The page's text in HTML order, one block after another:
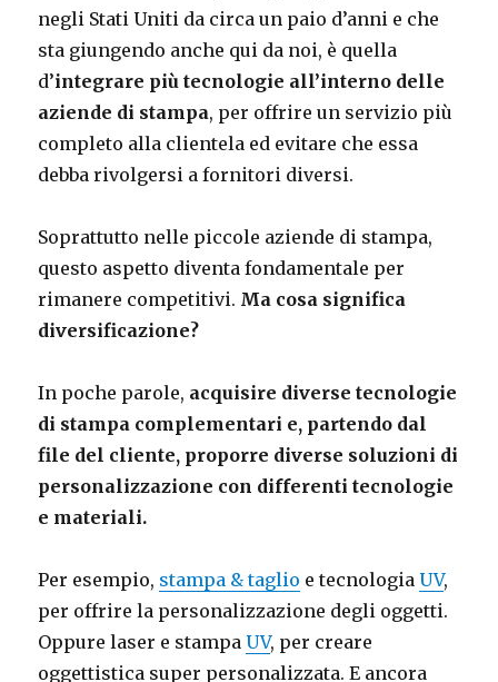
negli Stati Uniti da circa un paio d’anni e che
sta giungendo anche qui da noi, è quella
d’integrare più tecnologie all’interno delle
aziende di stampa, per offrire un servizio più
completo alla clientela ed evitare che essa
debba rivolgersi a fornitori diversi.
Soprattutto nelle piccole aziende di stampa,
questo aspetto diventa fondamentale per
rimanere competitivi. Ma cosa significa
diversificazione?
In poche parole, acquisire diverse tecnologie
di stampa complementari e, partendo dal
file del cliente, proporre diverse soluzioni di
personalizzazione con differenti tecnologie
e materiali.
Per esempio, stampa & taglio e tecnologiaUV,
per offrire la personalizzazione degli oggetti.
Oppure laser e stampaUV, per creare
oggettistica super personalizzata. E ancora